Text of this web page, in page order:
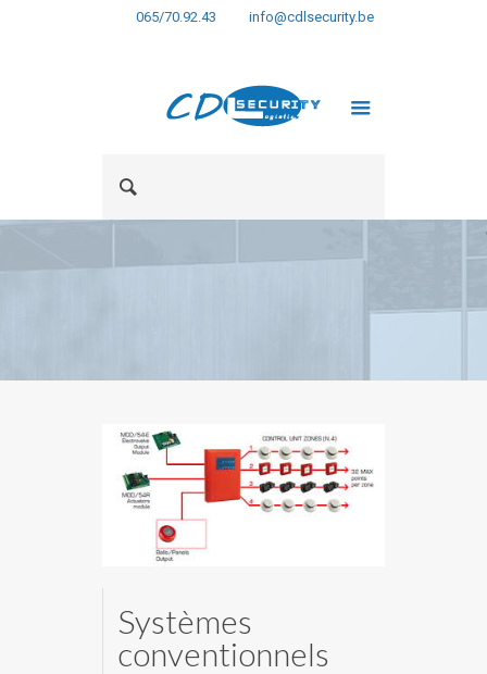
065/70.92.43 info@cdlsecurity.be
Systèmes
conventionnels